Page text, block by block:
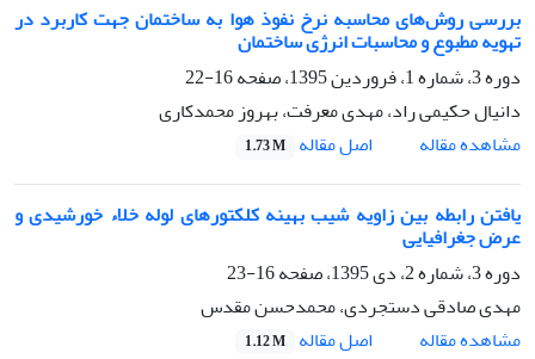
بررسی روش‌های محاسبه نرخ نفوذ هوا به ساختمان جهت کاربرد در
تهویه مطبوع و محاسبات انرژی ساختمان
دوره 3، شماره 1، فروردین 1395، صفحه
16-22
دانیال حکیمی راد، مهدی معرفت، بهروز محمدکاری
مشاهده مقاله
اصل مقاله 1.73 M
یافتن رابطه بین زاویه شیب بهینه کلکتورهای لوله خلاء خورشیدی و
عرض جغرافیایی
دوره 3، شماره 2، دی 1395، صفحه
16-23
مهدی صادقی دستجردی، محمدحسن مقدس
مشاهده مقاله
اصل مقاله 1.12 M